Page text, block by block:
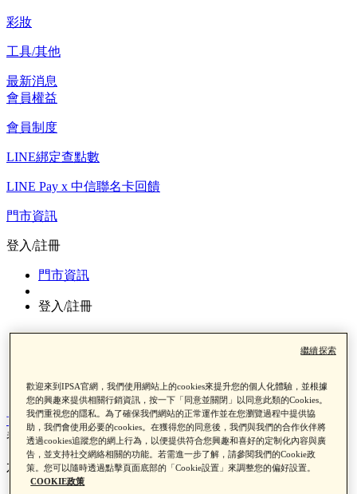
彩妝
工具/其他
最新消息
會員權益
會員制度
LINE綁定查點數
LINE Pay x 中信聯名卡回饋
門市資訊
登入/註冊
門市資訊
登入/註冊
0
首頁 >最新消息>皮膚乾燥怎麼辦？揪出3大原因，從日常保
養開始養成水潤肌！
六月 1, 2026
歡迎來到IPSA官網，我們使用網站上的cookies來提升您的個人化體驗，並根據
您的興趣來提供相關行銷資訊，按一下「同意並關閉」以同意此類的Cookies。
我們重視您的隱私。為了確保我們網站的正常運作並在您瀏覽過程中提供協
助，我們會使用必要的cookies。在獲得您的同意後，我們與我們的合作伙伴將
透過cookies追蹤您的網上行為，以便提供符合您興趣和喜好的定制化內容與廣
告，並支持社交網絡相關的功能。若需進一步了解，請參閱我們的Cookie政
策。您可以隨時透過點擊頁面底部的「Cookie設置」來調整您的偏好設置。
COOKIE政策
繼續探索